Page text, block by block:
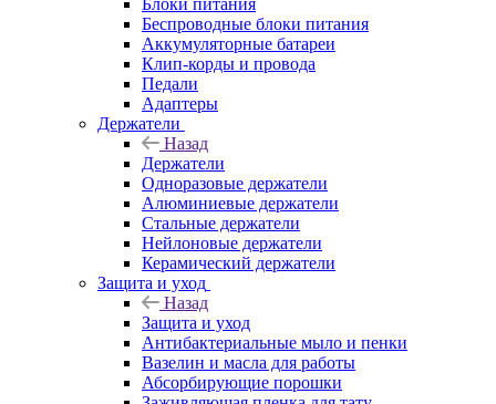
Блоки питания
Беспроводные блоки питания
Аккумуляторные батареи
Клип-корды и провода
Педали
Адаптеры
Держатели
Назад
Держатели
Одноразовые держатели
Алюминиевые держатели
Стальные держатели
Нейлоновые держатели
Керамический держатели
Защита и уход
Назад
Защита и уход
Антибактериальные мыло и пенки
Вазелин и масла для работы
Абсорбирующие порошки